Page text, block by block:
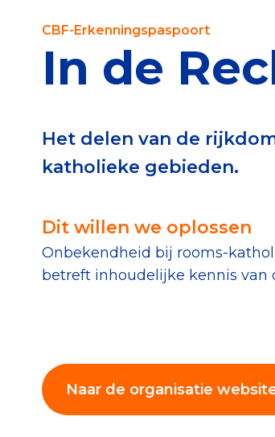
Check
State of
Het
CBF-Erkenningspaspoort
In de
Het delen van de
katholieke gebieden.
Dit willen we oplossen
Onbekendheid bij rooms-
betreft inhoudelijke kennis van
Naar de organisatie